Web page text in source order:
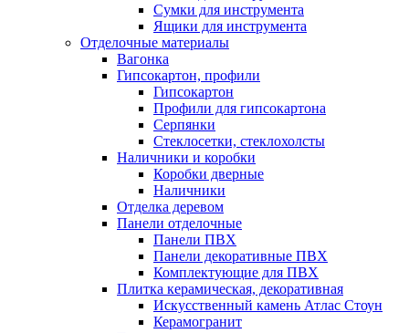
Сумки для инструмента
Ящики для инструмента
Отделочные материалы
Вагонка
Гипсокартон, профили
Гипсокартон
Профили для гипсокартона
Серпянки
Стеклосетки, стеклохолсты
Наличники и коробки
Коробки дверные
Наличники
Отделка деревом
Панели отделочные
Панели ПВХ
Панели декоративные ПВХ
Комплектующие для ПВХ
Плитка керамическая, декоративная
Искусственный камень Атлас Стоун
Керамогранит